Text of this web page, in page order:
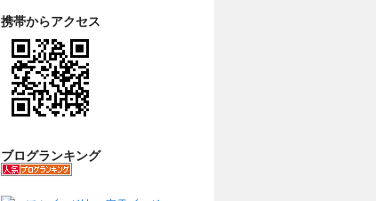
携帯からアクセス
ブログランキング